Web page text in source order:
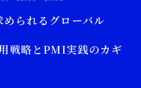
められるグローバル
戦略とPMI実践のカギ